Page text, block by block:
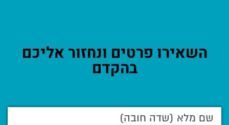
השאירו פרטים ונחזור אליכם
בהקדם